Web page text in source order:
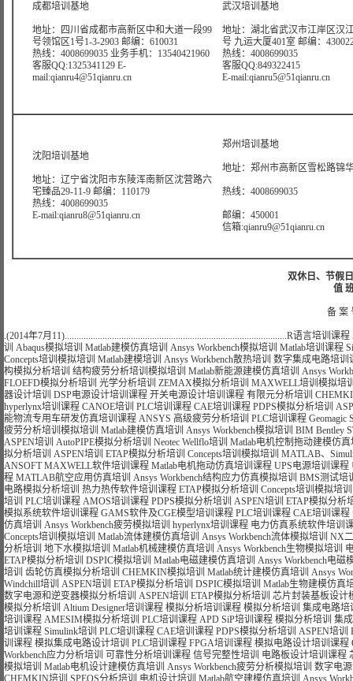
成都培训基地
地址：四川省成都市高新区中和大道一段99
号领馆区1号1-3-2903 邮编：610031
热线：4008699035 业务手机：13540421960
客服QQ:1325341129 E-
mail:qianru4@51qianru.cn
武汉培训基地
地址：湖北省武汉市江岸区汉
号 九运大厦401室 邮编：
热线：4008699035
客服QQ:849322415
E-mail:qianru5@51qianru.cn
沈阳培训基地
地址：辽宁省沈阳市东陵浑南新区沈营路六
宅臻品29-11-9 邮编：110179
热线：4008699035
E-mail:qianru8@51qianru.cn
郑州培训基地
地址：郑州市高新区雪松路锦
热线：4008699035
邮编：450001
信箱:qianru9@51qianru.cn
双休日、节假
值
备 案
.(2014年7月11)..............................................................................................R语言培训课程
训 Abaqus模拟培训 Matlab建模仿真培训 Ansys Workbench模拟培训 Matlab培训课程
Concepts培训模拟培训 Matlab建模培训 Ansys Workbench散热培训 数字集成电路培训
构模拟分析培训 结构疲劳分析培训模拟培训 Matlab新能源建模仿真培训 Ansys
FLOEFD模拟分析培训 光学分析培训 ZEMAX模拟分析培训 MAXWELL培训模拟培
器设计培训 DSP电源设计培训课程 开关电源设计培训课程 有限元分析培训
hyperlynx培训课程 CANOE培训 PLC培训课程 CAE培训课程 PDPS模拟分析培训
能物流专用车研发仿真培训课程 ANSYS 高级疲劳分析培训 PLC培训课程 Geomagic
疲劳分析培训模拟培训 Matlab建模仿真培训 Ansys Workbench模拟培训 BIM Bentley
ASPEN培训 AutoPIPE模拟分析培训 Neotec Wellflo培训 Matlab电机控制拖动建模仿真
拟分析培训 ASPEN培训 ETAP模拟分析培训 Concepts培训模拟培训 MATLAB、
ANSOFT MAXWELL软件培训课程 Matlab电机拖动仿真培训课程 UPS电源培训课程
程 MATLAB航空应用仿真培训 Ansys Workbench结构应力仿真模拟培训 BMS测试培
电路模拟分析培训 热力热传软件培训课程 ETAP模拟分析培训 Concepts培训模拟培训
培训 PLC培训课程 AMOS培训课程 PDPS模拟分析培训 ASPEN培训 ETAP模拟分析
模拟系统软件培训课程 GAMS软件及CGE模型培训课程 PLC培训课程 CAE培训课程
仿真培训 Ansys Workbench疲劳模拟培训 hyperlynx培训课程 电力仿真系统软件培训
Concepts培训模拟培训 Matlab流体建模仿真培训 Ansys Workbench流体模拟培训 NX
分析培训 地下水模拟培训 Matlab机械建模仿真培训 Ansys Workbench生物模拟培训
ETAP模拟分析培训 DSPIC模拟培训 Matlab电磁建模仿真培训 Ansys Workbench电磁
培训 齿轮仿真模拟分析培训 CHEMKIN模拟培训 Matlab统计建模仿真培训 Ansys
Windchill培训 ASPEN培训 ETAP模拟分析培训 DSPIC模拟培训 Matlab生物建模仿真
数字电源和逆变器模拟分析培训 ASPEN培训 ETAP模拟分析培训 芯片封装基板设计
模拟分析培训 Altium Designer培训课程 模拟分析培训课程 模拟分析培训 集成电路培
培训课程 AMESIM模拟分析培训 PLC培训课程 APD SiP培训课程 模拟分析培训 集
培训课程 Simulink培训 PLC培训课程 CAE培训课程 PDPS模拟分析培训 ASPEN培训
训课程 模拟集成电路设计培训 PLC培训课程 FPGA培训课程 模拟电路设计培训课程
Workbench应力分析培训 可靠性分析培训课程 信号完整性培训 电路板设计培训课程
模拟培训 Matlab电机设计建模仿真培训 Ansys Workbench疲劳分析模拟培训 数字电
CHEMKIN培训
SPEOS分析培训 电机设计培训 Matlab航空建模仿真培训 Ansys